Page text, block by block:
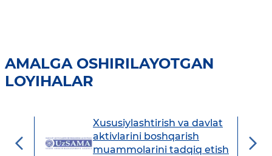
AMALGA OSHIRILAYOTGAN
LOYIHALAR
Xususiylashtirish va davlat
aktivlarini boshqarish
muammolarini tadqiq etish